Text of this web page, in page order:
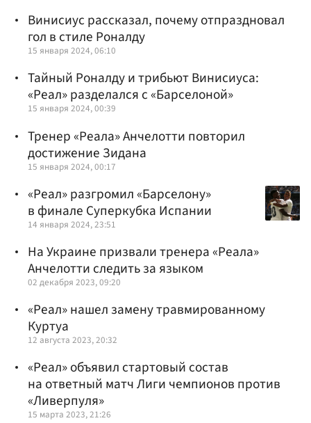
Винисиус рассказал, почему отпраздновал
гол в стиле Роналду
15 января 2024, 06:10
Тайный Роналду и трибьют Винисиуса:
«Реал» разделался с «Барселоной»
15 января 2024, 00:39
Тренер «Реала» Анчелотти повторил
достижение Зидана
15 января 2024, 00:17
«Реал» разгромил «Барселону»
в финале Суперкубка Испании
14 января 2024, 23:51
На Украине призвали тренера «Реала»
Анчелотти следить за языком
02 декабря 2023, 09:20
«Реал» нашел замену травмированному
Куртуа
12 августа 2023, 20:32
«Реал» объявил стартовый состав
на ответный матч Лиги чемпионов против
«Ливерпуля»
15 марта 2023, 21:26